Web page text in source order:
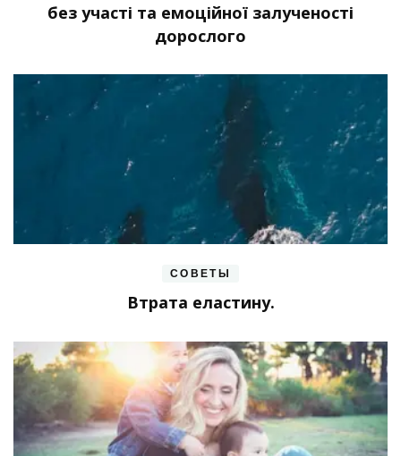
без участі та емоційної залученості
дорослого
СОВЕТЫ
Втрата еластину.